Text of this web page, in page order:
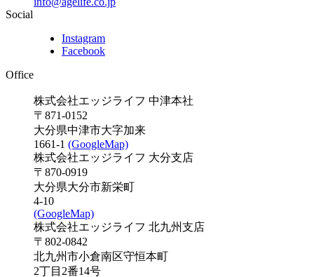
Social
Instagram
Facebook
Office
株式会社エッジライフ 中津本社
〒871-0152
大分県中津市大字加来
1661-1 (GoogleMap)
株式会社エッジライフ 大分支店
〒870-0919
大分県大分市新栄町
4-10
(GoogleMap)
株式会社エッジライフ 北九州支店
〒802-0842
北九州市小倉南区守恒本町
2丁目2番14号